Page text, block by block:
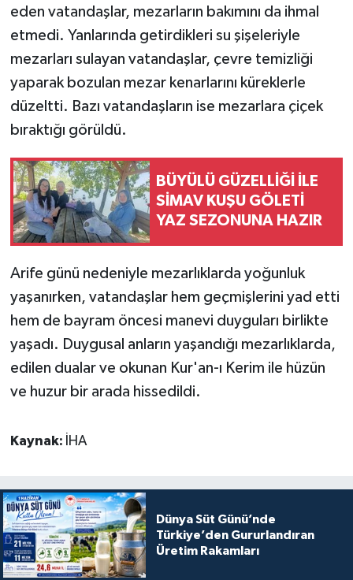
eden vatandaşlar, mezarların bakımını da ihmal
etmedi. Yanlarında getirdikleri su şişeleriyle
mezarları sulayan vatandaşlar, çevre temizliği
yaparak bozulan mezar kenarlarını küreklerle
düzeltti. Bazı vatandaşların ise mezarlara çiçek
bıraktığı görüldü.
BÜYÜLÜ GÜZELLİĞİ İLE
SİMAV KUŞU GÖLETİ
YAZ SEZONUNA HAZIR
Arife günü nedeniyle mezarlıklarda yoğunluk
yaşanırken, vatandaşlar hem geçmişlerini yad etti
hem de bayram öncesi manevi duyguları birlikte
yaşadı. Duygusal anların yaşandığı mezarlıklarda,
edilen dualar ve okunan Kur'an-ı Kerim ile hüzün
ve huzur bir arada hissedildi.
Kaynak: İHA
Dünya Süt Günü’nde
Türkiye’den Gururlandıran
Üretim Rakamları